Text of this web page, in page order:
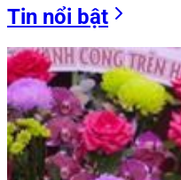
Tin nổi bật